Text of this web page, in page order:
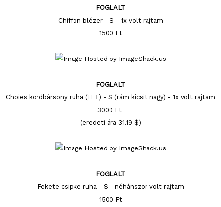
FOGLALT
Chiffon blézer - S - 1x volt rajtam
1500 Ft
FOGLALT
Choies kordbársony ruha ( ITT) - S (rám kicsit nagy) - 1x volt rajtam
3000 Ft
(eredeti ára 31.19 $)
FOGLALT
Fekete csipke ruha - S - néhánszor volt rajtam
1500 Ft